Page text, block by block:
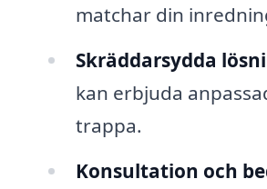
matchar din
Skräddarsydda
kan erbjuda
trappa.
Konsultation och